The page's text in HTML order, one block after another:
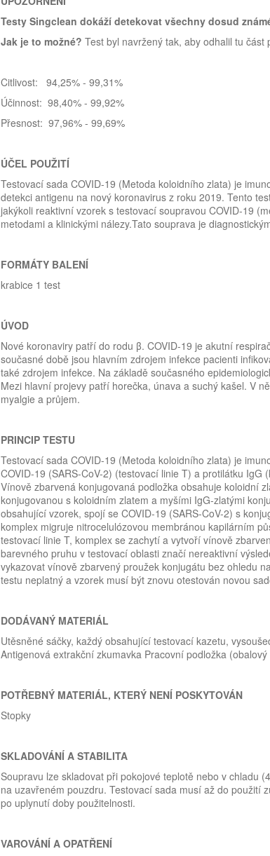
Testy Singclean dokáží detekovat všechny dosud
Jak je to možné? Test byl navržený tak, aby odhalil tu
Citlivost: 94,25% - 99,31%
Účinnost: 98,40% - 99,92%
Přesnost: 97,96% - 99,69%
ÚČEL POUŽITÍ
Testovací sada COVID-19 (Metoda koloidního zlata) je
detekci antigenu na nový koronavirus z roku 2019. Tento
jakýkoli reaktivní vzorek s testovací soupravou COVID-19
metodami a klinickými nálezy.Tato souprava je
FORMÁTY BALENÍ
krabice 1 test
ÚVOD
Nové koronaviry patří do rodu β. COVID-19 je akutní
současné době jsou hlavním zdrojem infekce pacienti
také zdrojem infekce. Na základě současného
Mezi hlavní projevy patří horečka, únava a suchý kašel. V
myalgie a průjem.
PRINCIP TESTU
Testovací sada COVID-19 (Metoda koloidního zlata) je
COVID-19 (SARS-CoV-2) (testovací linie T) a protilátku
Vínově zbarvená konjugovaná podložka obsahuje koloidní
konjugovanou s koloidním zlatem a myšími IgG-zlatými
obsahující vzorek, spojí se COVID-19 (SARS-CoV-2) s
komplex migruje nitrocelulózovou membránou kapilárním
testovací linie T, komplex se zachytí a vytvoří vínově
barevného pruhu v testovací oblasti značí nereaktivní
vykazovat vínově zbarvený proužek konjugátu bez ohledu
testu neplatný a vzorek musí být znovu otestován novou
DODÁVANÝ MATERIÁL
Utěsněné sáčky, každý obsahující testovací kazetu,
Antigenová extrakční zkumavka Pracovní podložka
POTŘEBNÝ MATERIÁL, KTERÝ NENÍ POSKYTOVÁN
Stopky
SKLADOVÁNÍ A STABILITA
Soupravu lze skladovat při pokojové teplotě nebo v chladu
na uzavřeném pouzdru. Testovací sada musí až do použití
po uplynutí doby použitelnosti.
VAROVÁNÍ A OPATŘENÍ